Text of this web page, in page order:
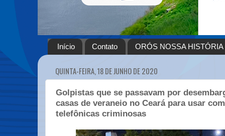
Início Contato ORÓS NOSSA HISTÓRIA
QUINTA-FEIRA, 18 DE JUNHO DE 2020
Golpistas que se passavam por
casas de veraneio no Ceará para usar
telefônicas criminosas